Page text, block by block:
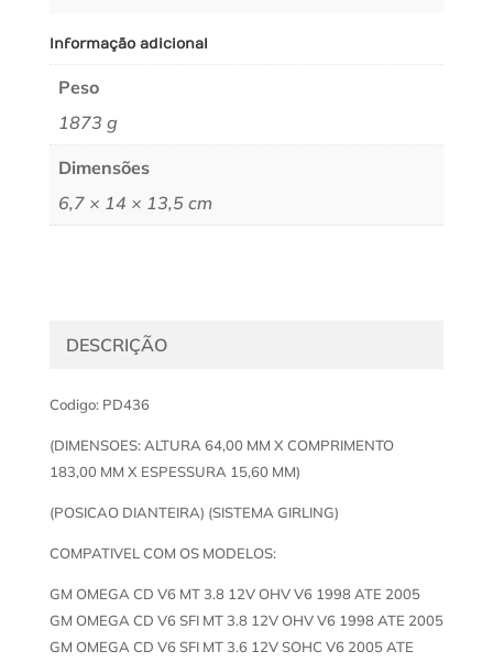
Informação adicional
Peso
1873 g
Dimensões
6,7 × 14 × 13,5 cm
DESCRIÇÃO
Codigo: PD436
(DIMENSOES: ALTURA 64,00 MM X COMPRIMENTO
183,00 MM X ESPESSURA 15,60 MM)
(POSICAO DIANTEIRA) (SISTEMA GIRLING)
COMPATIVEL COM OS MODELOS:
GM OMEGA CD V6 MT 3.8 12V OHV V6 1998 ATE 2005
GM OMEGA CD V6 SFI MT 3.8 12V OHV V6 1998 ATE 2005
GM OMEGA CD V6 SFI MT 3.6 12V SOHC V6 2005 ATE